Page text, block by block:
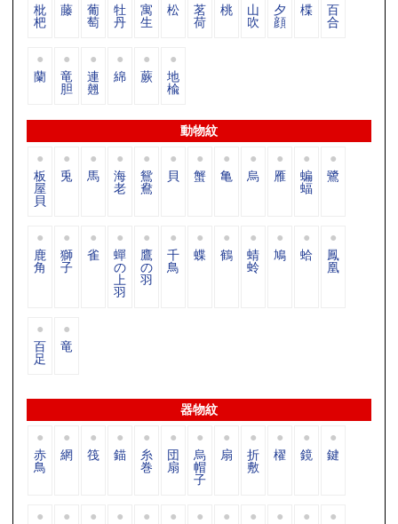
枇
杷
藤 葡
萄
牡
丹
寓
生
松 茗
荷
桃 山
吹
夕
顔
楪 百
合
蘭 竜
胆
連
翹
綿 蕨 地
楡
動物紋
板
屋
貝
兎 馬 海
老
鴛
鴦
貝 蟹 亀 烏 雁 蝙
蝠
鷺
鹿
角
獅
子
雀 蟬
の
上
羽
鷹
の
羽
千
鳥
蝶 鶴 蜻
蛉
鳩 蛤 鳳
凰
百
足
竜
器物紋
赤
鳥
網 筏 錨 糸
巻
団
扇
烏
帽
子
扇 折
敷
櫂 鏡 鍵